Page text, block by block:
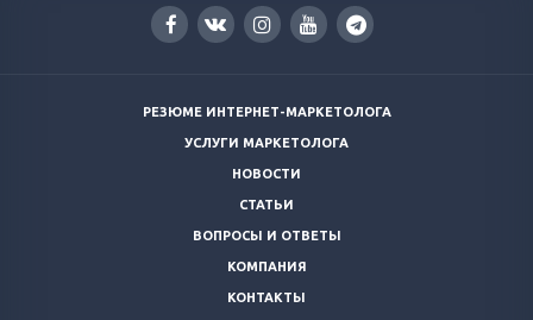
РЕЗЮМЕ ИНТЕРНЕТ-МАРКЕТОЛОГА
УСЛУГИ МАРКЕТОЛОГА
НОВОСТИ
СТАТЬИ
ВОПРОСЫ И ОТВЕТЫ
КОМПАНИЯ
КОНТАКТЫ